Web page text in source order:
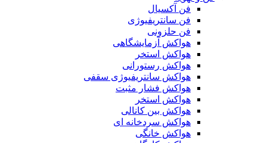
فن آکسیال
فن سانتریفیوژی
فن حلزونی
هواکش آزمایشگاهی
هواکش استخر
هواکش رستورانی
هواکش سانتریفیوژی سقفی
هواکش فشار مثبت
هواکش استخر
هواکش بین کانالی
هواکش سردخانه ای
هواکش خانگی